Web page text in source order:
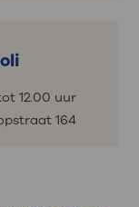
12.00 uur
164